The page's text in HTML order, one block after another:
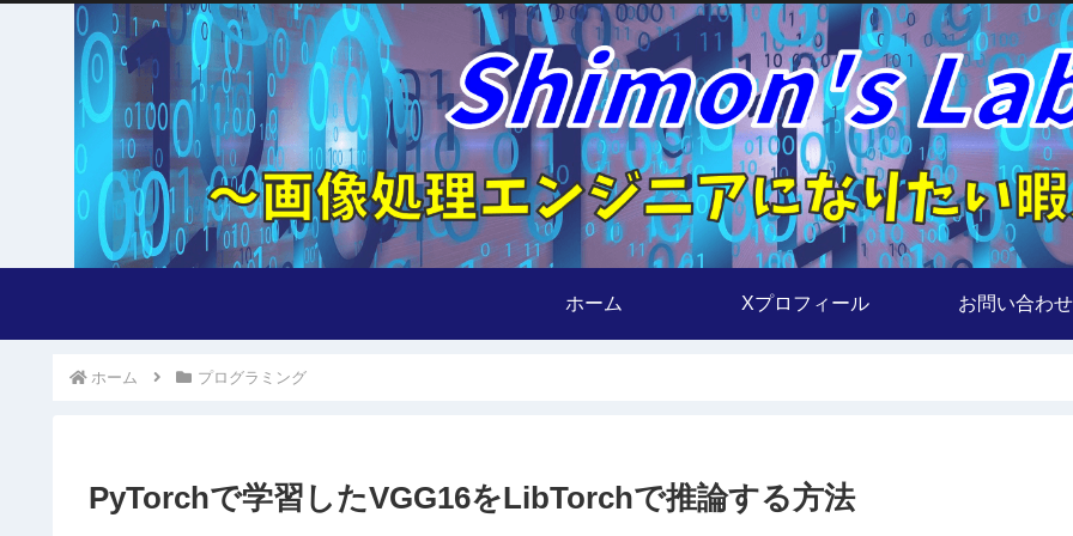
ホーム Xプロフィール お問い合わせ
ホーム プログラミング
PyTorchで学習したVGG16をLibTorchで推論する方法